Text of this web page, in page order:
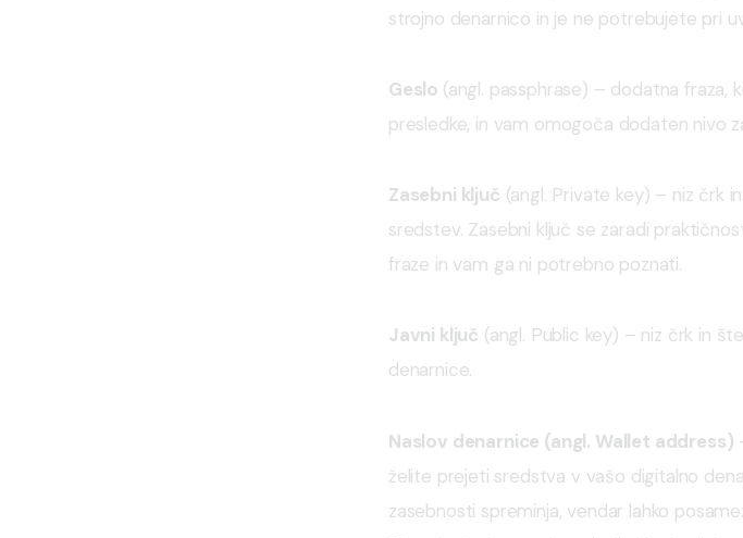
strojno denarnico in je ne potrebujete pri
Geslo (angl. passphrase) – dodatna fraza,
presledke, in vam omogoča dodaten nivo
Zasebni ključ (angl. Private key) – niz črk
sredstev. Zasebni ključ se zaradi
fraze in vam ga ni potrebno poznati.
Javni ključ (angl. Public key) – niz črk in
denarnice.
Naslov denarnice (angl. Wallet address)
želite prejeti sredstva v vašo digitalno
zasebnosti spreminja, vendar lahko